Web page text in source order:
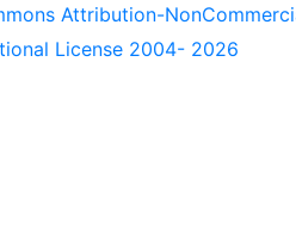
Attribution-
License 2004- 2026